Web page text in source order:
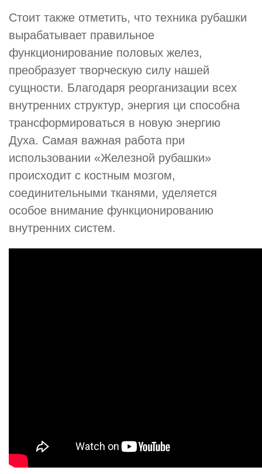
Стоит также отметить, что техника рубашки
вырабатывает правильное
функционирование половых желез,
преобразует творческую силу нашей
сущности. Благодаря реорганизации всех
внутренних структур, энергия ци способна
трансформироваться в новую энергию
Духа. Самая важная работа при
использовании «Железной рубашки»
происходит с костным мозгом,
соединительными тканями, уделяется
особое внимание функционированию
внутренних систем.